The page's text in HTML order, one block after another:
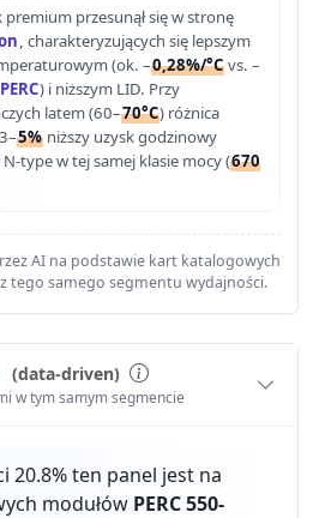
przesunął się w stronę
, charakteryzujących się lepszym
(ok. –0,28%/°C vs. –
PERC) i niższym LID. Przy
latem (60–70°C) różnica
5% niższy uzysk godzinowy
type w tej samej klasie mocy (670
AI na podstawie kart katalogowych
tego samego segmentu wydajności.
(data-driven)
w tym samym segmencie
20.8% ten panel jest na
modułów PERC 550-